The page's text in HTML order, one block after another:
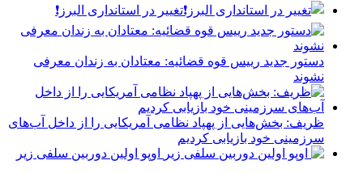
تغییر در استانداری البرز❗
دستور جدید رییس قوه قضائیه: معتادان به زندان معرفی
نشوند
ظریف: بخش‌هایی از پهپاد نظامی آمریکایی را از داخل آب‌های
سرزمینی خود بازیابی کردیم
️ اوپو اولین دوربین سلفی زیر